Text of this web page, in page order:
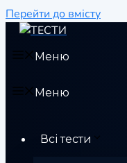
Перейти до вмісту
Меню
Меню
Всі тести